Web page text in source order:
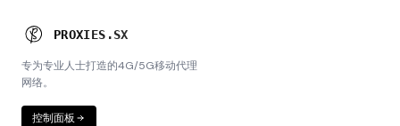
PRDXIES .SX
专为专业人士打造的4G/5G移动代理
网络。
控制面板